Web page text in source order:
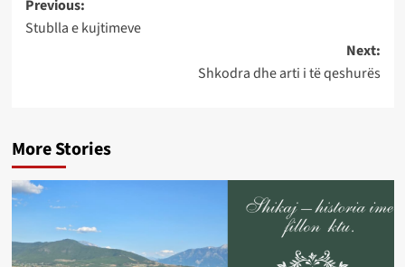
Post
navigation
Previous:
Stublla e kujtimeve
Next:
Shkodra dhe arti i të qeshurës
More Stories